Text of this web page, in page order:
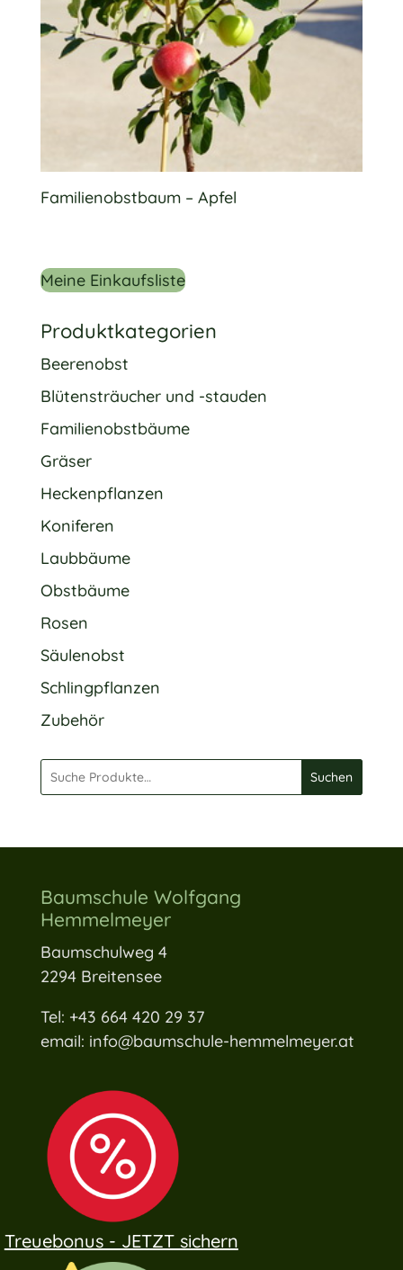
Familienobstbaum – Apfel
Meine Einkaufsliste
Produktkategorien
Beerenobst
Blütensträucher und -stauden
Familienobstbäume
Gräser
Heckenpflanzen
Koniferen
Laubbäume
Obstbäume
Rosen
Säulenobst
Schlingpflanzen
Zubehör
Suchen
Baumschule Wolfgang
Hemmelmeyer
Baumschulweg 4
2294 Breitensee
Tel: +43 664 420 29 37
email: info@baumschule-hemmelmeyer.at
Treuebonus - JETZT sichern